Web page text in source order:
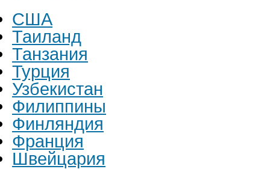
США
Таиланд
Танзания
Турция
Узбекистан
Филиппины
Финляндия
Франция
Швейцария